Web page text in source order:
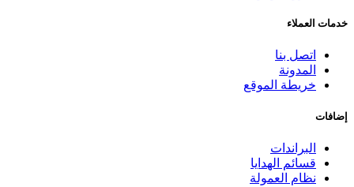
خدمات العملاء
اتصل بنا
المدونة
خريطة الموقع
إضافات
البراندات
قسائم الهدايا
نظام العمولة